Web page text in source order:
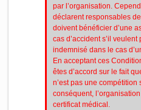
par l’organisation.
déclarent responsables
doivent bénéficier d’une
cas d’accident s’il veulent
indemnisé dans le cas
En acceptant ces
êtes d’accord sur le fait
n’est pas une compétition
conséquent,
certificat médical.